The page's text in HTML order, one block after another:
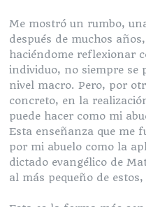
Me mostró un rumbo,
después de muchos
haciéndome reflexionar
individuo, no siempre se
nivel macro. Pero, por
concreto, en la
puede hacer como mi
Esta enseñanza que me
por mi abuelo como la
dictado evangélico de
al más pequeño de